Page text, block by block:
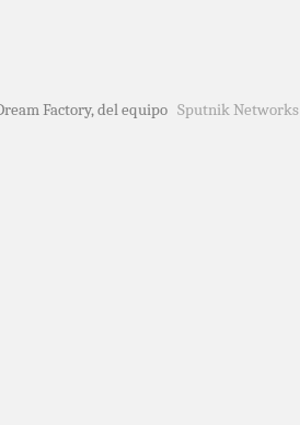
Factory, del equipo Sputnik Networks